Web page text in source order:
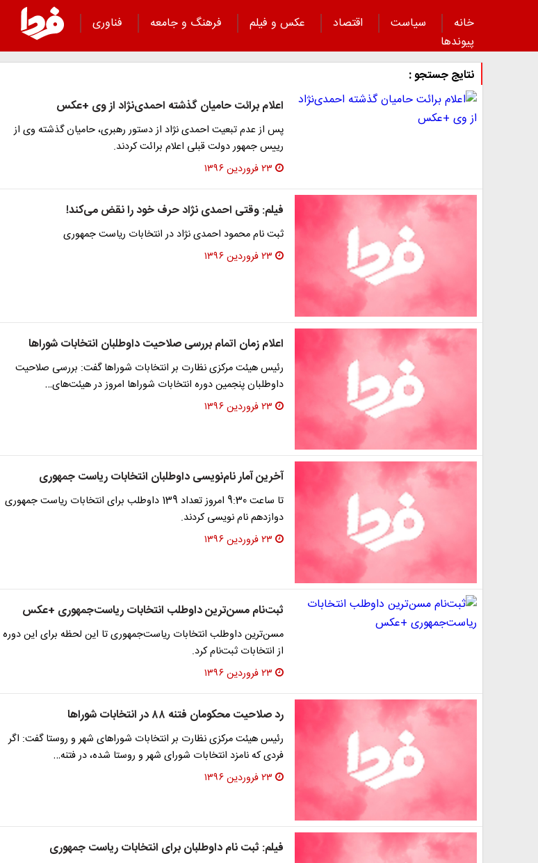
خانه سیاست اقتصاد عکس و فیلم فرهنگ و جامعه
فناوری
پیوند‌ها
نتایج جستجو :
اعلام برائت حامیان گذشته احمدی‌نژاد از وی +عکس
پس از عدم تبعیت احمدی نژاد از دستور رهبری، حامیان گذشته وی از
رییس جمهور دولت قبلی اعلام برائت کردند.
۲۳ فروردین ۱۳۹۶
فیلم: وقتی احمدی نژاد حرف خود را نقض می‌کند!
ثبت نام محمود احمدی نژاد در انتخابات ریاست جمهوری
۲۳ فروردین ۱۳۹۶
اعلام زمان اتمام بررسی صلاحیت داوطلبان انتخابات شوراها
رئیس هیئت مرکزی نظارت بر انتخابات شوراها گفت: بررسی صلاحیت
داوطلبان پنجمین دوره انتخابات شوراها امروز در هیئت‌های…
۲۳ فروردین ۱۳۹۶
آخرین آمار نام‌نویسی داوطلبان انتخابات ریاست جمهوری
تا ساعت 9:30 امروز تعداد 139 داوطلب برای انتخابات ریاست جمهوری
دوازدهم نام نویسی کردند.
۲۳ فروردین ۱۳۹۶
ثبت‌نام مسن‌ترین داوطلب انتخابات ریاست‌جمهوری +عکس
مسن‌ترین داوطلب انتخابات ریاست‌جمهوری تا این لحظه برای این دوره
از انتخابات ثبت‌نام کرد.
۲۳ فروردین ۱۳۹۶
رد صلاحیت محکومان فتنه ۸۸ در انتخابات شوراها
رئیس هیئت مرکزی نظارت بر انتخابات شوراهای شهر و روستا گفت: اگر
فردی که نامزد انتخابات شورای شهر و روستا شده، در فتنه…
۲۳ فروردین ۱۳۹۶
فیلم: ثبت نام داوطلبان برای انتخابات ریاست جمهوری